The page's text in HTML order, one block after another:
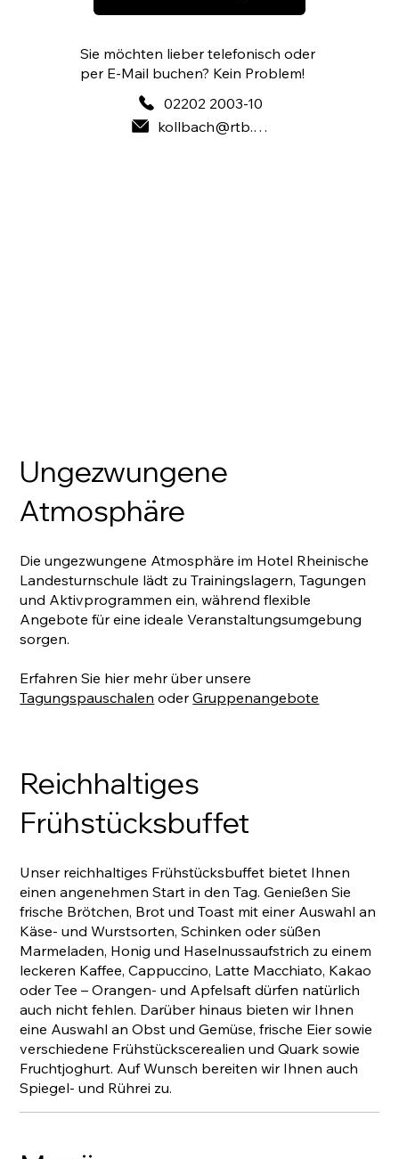
Sie möchten lieber telefonisch oder
per E-Mail buchen? Kein Problem!
02202 2003-10
kollbach@rtb.de
Ungezwungene
Atmosphäre
Die ungezwungene Atmosphäre im Hotel Rheinische
Landesturnschule lädt zu Trainingslagern, Tagungen
und Aktivprogrammen ein, während flexible
Angebote für eine ideale Veranstaltungsumgebung
sorgen.
Erfahren Sie hier mehr über unsere
Tagungspauschalen oderGruppenangebote
Reichhaltiges
Frühstücksbuffet
Unser reichhaltiges Frühstücksbuffet bietet Ihnen
einen angenehmen Start in den Tag. Genießen Sie
frische Brötchen, Brot und Toast mit einer Auswahl an
Käse- und Wurstsorten, Schinken oder süßen
Marmeladen, Honig und Haselnussaufstrich zu einem
leckeren Kaffee, Cappuccino, Latte Macchiato, Kakao
oder Tee – Orangen- und Apfelsaft dürfen natürlich
auch nicht fehlen. Darüber hinaus bieten wir Ihnen
eine Auswahl an Obst und Gemüse, frische Eier sowie
verschiedene Frühstückscerealien und Quark sowie
Fruchtjoghurt. Auf Wunsch bereiten wir Ihnen auch
Spiegel- und Rührei zu.